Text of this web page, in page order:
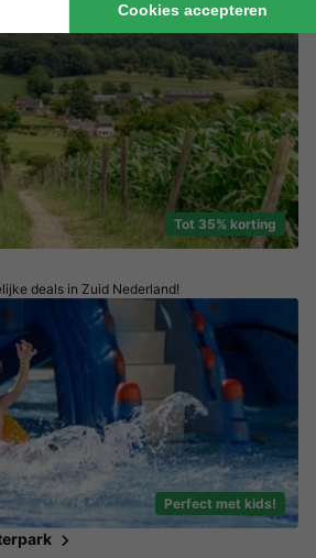
vakantie
Tot 35% korting
deals in Zuid Nederland!
Perfect met kids!